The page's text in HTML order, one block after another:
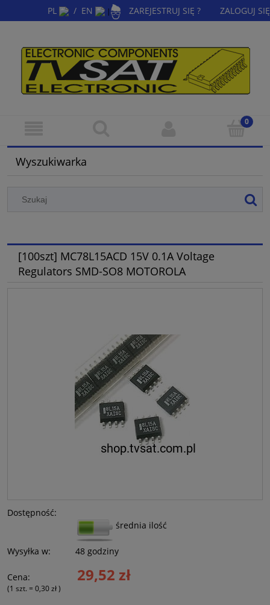
PL / EN | ZAREJESTRUJ SIĘ ? ZALOGUJ SIĘ
Wyszukiwarka
[100szt] MC78L15ACD 15V 0.1A Voltage
Regulators SMD-SO8 MOTOROLA
Dostępność:
średnia ilość
Wysyłka w: 48 godziny
Cena: 29,52 zł
(1 szt. = 0,30 zł)